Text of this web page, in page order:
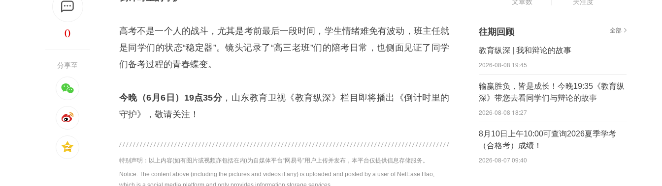
0
分享至
高考不是一个人的战斗，尤其是考前最后一段时间，学生情绪难免有波动，班主任就
是同学们的状态“稳定器”。镜头记录了“高三老班”们的陪考日常，也侧面见证了同学
们备考过程的青春蝶变。
今晚（6月6 日） 19点35分，山东教育卫视《教育纵深》栏目即将播出《倒计时里的
守护》，敬请关注！
特别声明：以上内容(如有图片或视频亦包括在内)为自媒体平台“网易号”用户上传并发布，本平台仅提供信息存储服务。
Notice: The content above (including the pictures and videos if any) is uploaded and posted by a user of NetEase Hao,
往期回顾 全部
教育纵深 | 我和辩论的故事
2026-08-08 19:45
输赢胜负，皆是成长！今晚19:35《教育纵
深》带您去看同学们与辩论的故事
2026-08-08 18:27
8月10日上午10:00可查询2026夏季学考
（合格考）成绩！
2026-08-07 09:40